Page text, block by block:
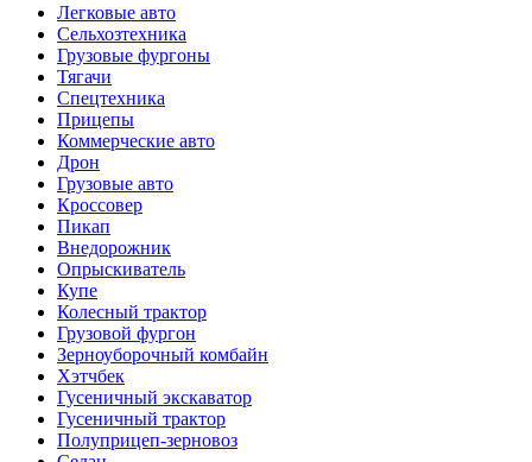
Легковые авто
Сельхозтехника
Грузовые фургоны
Тягачи
Спецтехника
Прицепы
Коммерческие авто
Дрон
Грузовые авто
Кроссовер
Пикап
Внедорожник
Опрыскиватель
Купе
Колесный трактор
Грузовой фургон
Зерноуборочный комбайн
Хэтчбек
Гусеничный экскаватор
Гусеничный трактор
Полуприцеп-зерновоз